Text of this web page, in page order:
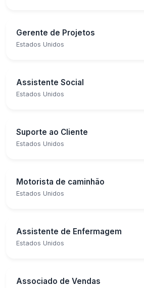
Gerente de Projetos
Estados Unidos
Assistente Social
Estados Unidos
Suporte ao Cliente
Estados Unidos
Motorista de caminhão
Estados Unidos
Assistente de Enfermagem
Estados Unidos
Associado de Vendas